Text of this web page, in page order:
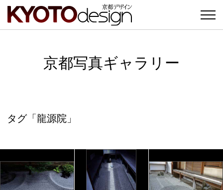
京都写真ギャラリー
タグ「龍源院」